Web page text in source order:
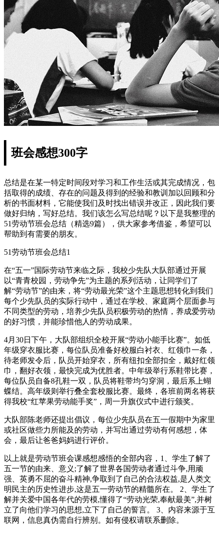
班会感想300字
总结是在某一特定时间段对学习和工作生活或其完成情况，包
括取得的成绩、存在的问题及得到的经验和教训加以回顾和分
析的书面材料，它能使我们及时找出错误并改正，因此我们要
做好归纳，写好总结。我们该怎么写总结呢？以下是我整理的
51劳动节班会总结（精选9篇），供大家参考借鉴，希望可以
帮助到有需要的朋友。
51劳动节班会总结1
在“五一”国际劳动节来临之际，我校少先队大队部通过开展
以“青青校园，劳动争先”为主题的系列活动，让同学们了
解“劳动节”的由来，将“劳动最光荣”这个主题思想转化到我们
每个少先队员的实际行动中，通过在学校、家庭两个层面参与
不同类型的劳动，培养少先队员积极劳动的热情，养成爱劳动
的好习惯，并能珍惜他人的劳动成果。
4月30日下午，大队部组织全校开展“劳动小能手比赛”。如低
年级穿衣服比赛，每位队员准备好校服白衬衣、红领巾一条，
待老师发令后，队员开始穿衣，所有纽扣全部扣全，戴好红领
巾，翻好衣领，最快完成为优胜者。中年级举行系鞋带比赛，
每位队员自备8孔鞋一双，队员将鞋带均匀穿洞，最后系上蝴
蝶结。高年级则举行叠全套校服比赛。最终，各班前两名将获
得我校“红苹果劳动能手奖”，周一升旗仪式中进行颁奖。
大队部陈老师还提出倡议，每位少先队员在五一假期中为家里
或社区做些力所能及的劳动，并写出通过劳动有何感想，体
会，最后让爸爸妈妈进行评价。
以上就是劳动节班会课感想感悟的全部内容，1、学生了解了
五一节的由来、意义;了解了世界各国劳动者通过斗争,用顽
强、英勇不屈的奋斗精神,争取到了自己的合法权益,是人类文
明民主的历史性进步,这是五一劳动节的精髓所在。 2、学生了
解并关爱中国各年代的劳模,懂得了“劳动光荣,奉献最美”,并树
立了向他们学习的思想,立下了自己的誓言。 3、内容来源于互
联网，信息真伪需自行辨别。如有侵权请联系删除。